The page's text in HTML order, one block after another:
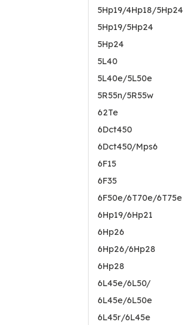
5Hp19/4Hp18/5Hp24
5Hp19/5Hp24
5Hp24
5L40
5L40e/5L50e
5R55n/5R55w
62Te
6Dct450
6Dct450/Mps6
6F15
6F35
6F50e/6T70e/6T75e
6Hp19/6Hp21
6Hp26
6Hp26/6Hp28
6Hp28
6L45e/6L50/
6L45e/6L50e
6L45r/6L45e